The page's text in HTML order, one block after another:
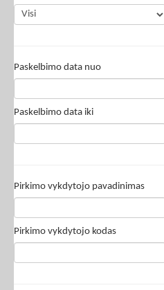
Paskelbimo data nuo
Paskelbimo data iki
Pirkimo vykdytojo pavadinimas
Pirkimo vykdytojo kodas